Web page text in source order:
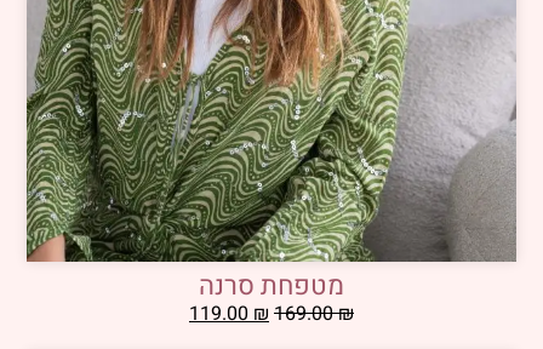
מטפחת סרנה
169.00₪
119.00₪